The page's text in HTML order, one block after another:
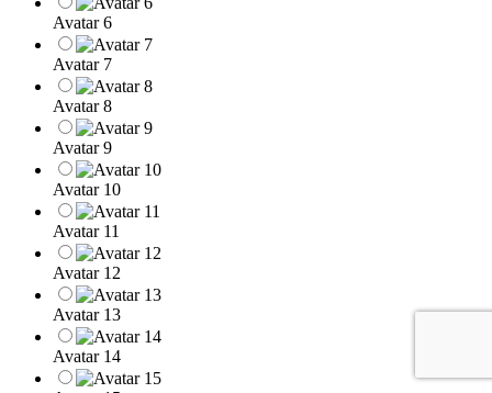
Avatar 6
Avatar 7
Avatar 8
Avatar 9
Avatar 10
Avatar 11
Avatar 12
Avatar 13
Avatar 14